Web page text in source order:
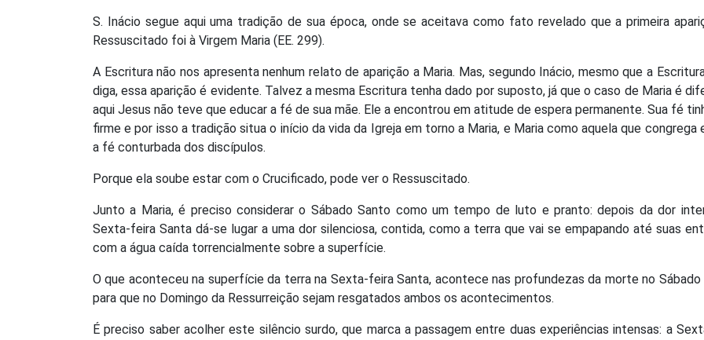
S. Inácio segue aqui uma tradição de sua época, onde se aceitava como fato revelado que a primeira
Ressuscitado foi à Virgem Maria (EE. 299).
A Escritura não nos apresenta nenhum relato de aparição a Maria. Mas, segundo Inácio, mesmo que a
diga, essa aparição é evidente. Talvez a mesma Escritura tenha dado por suposto, já que o caso de Maria é
aqui Jesus não teve que educar a fé de sua mãe. Ele a encontrou em atitude de espera permanente. Sua fé
firme e por isso a tradição situa o início da vida da Igreja em torno a Maria, e Maria como aquela que congrega
a fé conturbada dos discípulos.
Porque ela soube estar com o Crucificado, pode ver o Ressuscitado.
Junto a Maria, é preciso considerar o Sábado Santo como um tempo de luto e pranto: depois da dor
Sexta-feira Santa dá-se lugar a uma dor silenciosa, contida, como a terra que vai se empapando até suas
com a água caída torrencialmente sobre a superfície.
O que aconteceu na superfície da terra na Sexta-feira Santa, acontece nas profundezas da morte no Sábado
para que no Domingo da Ressurreição sejam resgatados ambos os acontecimentos.
É preciso saber acolher este silêncio surdo, que marca a passagem entre duas experiências intensas: a